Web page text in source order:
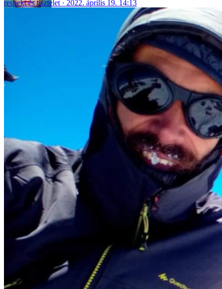
respekt és tisztelet
2022. április 19. 14:13